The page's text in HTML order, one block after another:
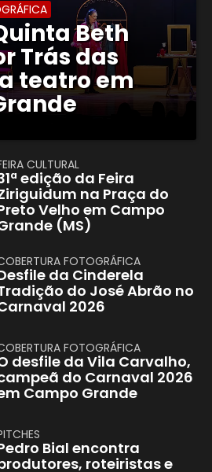
Beth
Trás das
teatro em
CULTURAL
edição da Feira
na Praça do
Velho em Campo
(MS)
FOTOGRÁFICA
da Cinderela
do José Abrão no
2026
FOTOGRÁFICA
desfile da Vila Carvalho,
do Carnaval 2026
Campo Grande
Bial encontra
roteiristas e